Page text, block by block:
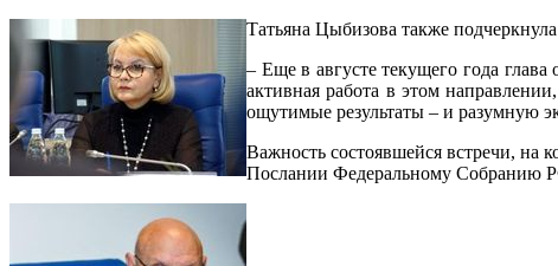
Татьяна Цыбизова также
– Еще в августе текущего года
активная работа в этом
ощутимые результаты – и разумную
Важность состоявшейся встречи, на
Послании Федеральному Собранию